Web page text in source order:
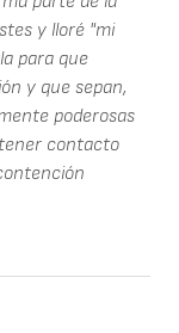
y lloré "mi
para que
y que sepan,
poderosas
contacto